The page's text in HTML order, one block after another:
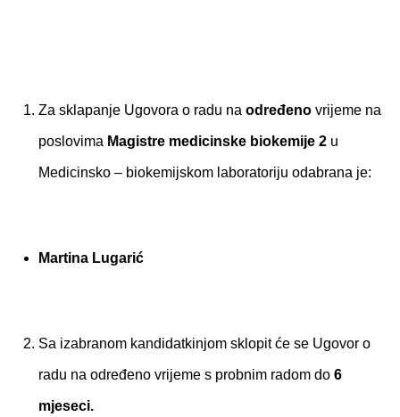
Za sklapanje Ugovora o radu na određeno vrijeme na
poslovima Magistre medicinske biokemije 2 u
Medicinsko – biokemijskom laboratoriju odabrana je:
Martina Lugarić
Sa izabranom kandidatkinjom sklopit će se Ugovor o
radu na određeno vrijeme s probnim radom do 6
mjeseci.